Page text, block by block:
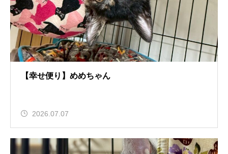
【幸せ便り】めめちゃん
2026.07.07